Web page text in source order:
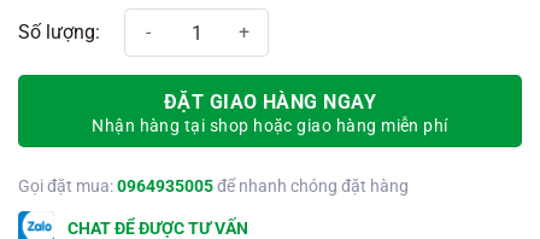
Hộp hoa 908 số lượng
ĐẶT GIAO HÀNG NGAY
Nhận hàng tại shop hoặc giao hàng miễn phí
Gọi đặt mua:0964935005để nhanh chóng đặt hàng
CHAT ĐỂ ĐƯỢC TƯ VẤN